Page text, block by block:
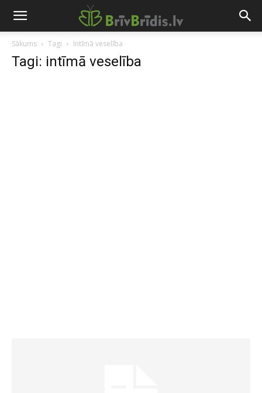
Sākums Tagi Intīmā veselība
Tagi: intīmā veselība